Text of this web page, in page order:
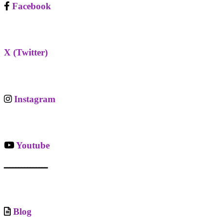
Facebook
X (Twitter)
Instagram
Youtube
ـــــــــــــــ
Blog